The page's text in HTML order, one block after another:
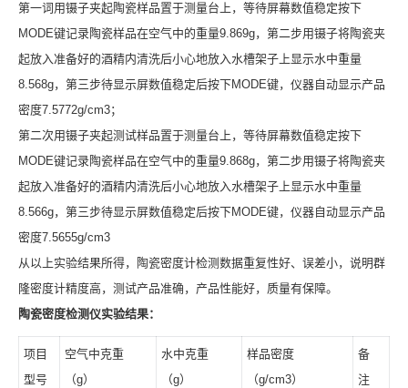
第一词用镊子夹起陶瓷样品置于测量台上，等待屏幕数值稳定按下
MODE键记录陶瓷样品在空气中的重量9.869g，第二步用镊子将陶瓷夹
起放入准备好的酒精内清洗后小心地放入水槽架子上显示水中重量
8.568g，第三步待显示屏数值稳定后按下MODE键，仪器自动显示产品
密度7.5772g/cm3；
第二次用镊子夹起测试样品置于测量台上，等待屏幕数值稳定按下
MODE键记录陶瓷样品在空气中的重量9.868g，第二步用镊子将陶瓷夹
起放入准备好的酒精内清洗后小心地放入水槽架子上显示水中重量
8.566g，第三步待显示屏数值稳定后按下MODE键，仪器自动显示产品
密度7.5655g/cm3
从以上实验结果所得，陶瓷密度计检测数据重复性好、误差小，说明群
隆密度计精度高，测试产品准确，产品性能好，质量有保障。
陶瓷密度检测仪实验结果：
项目
型号
空气中克重
（g）
水中克重
（g）
样品密度
（g/cm3）
备
注